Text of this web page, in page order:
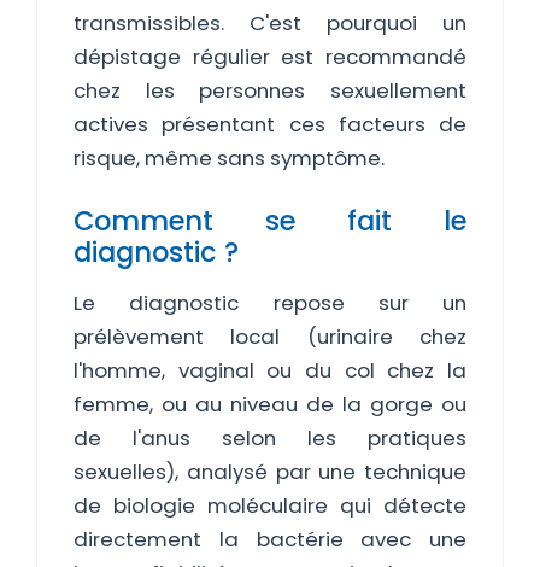
transmissibles. C'est pourquoi un
dépistage régulier est recommandé
chez les personnes sexuellement
actives présentant ces facteurs de
risque, même sans symptôme.
Comment se fait le
diagnostic ?
Le diagnostic repose sur un
prélèvement local (urinaire chez
l'homme, vaginal ou du col chez la
femme, ou au niveau de la gorge ou
de l'anus selon les pratiques
sexuelles), analysé par une technique
de biologie moléculaire qui détecte
directement la bactérie avec une